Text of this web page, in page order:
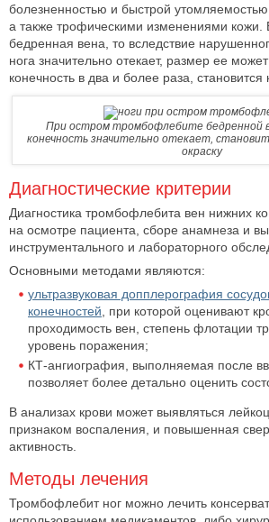
болезненностью и быстрой
а также трофическими изменениями кожи.
бедренная вена, то вследствие
нога значительно отекает, размер ее
конечность в два и более раза, становится
При остром тромбофлебите бедренной
конечность значительно отекает,
окраску
Диагностические критерии
Диагностика тромбофлебита вен нижних
на осмотре пациента, сборе анамнеза и
инструментального и лабораторного
Основными методами являются:
ультразвуковая допплерография
конечностей , при которой оценивают
проходимость вен, степень флотации
уровень поражения;
КТ-ангиография, выполняемая после
позволяет более детально оценить
В анализах крови может выявляться
признаком воспаления, и повышенная
активность.
Методы лечения
Тромбофлебит ног можно лечить